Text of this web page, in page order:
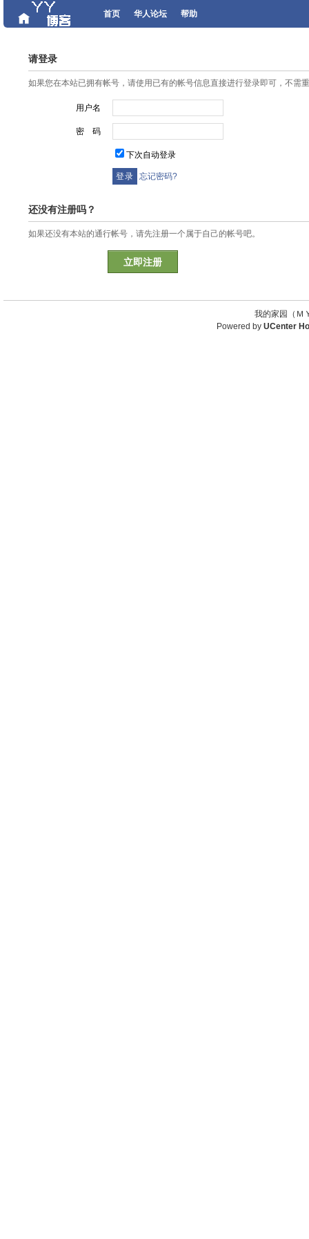
首页 华人论坛 帮助
请登录
如果您在本站已拥有帐号，请使用已有的帐号信息直接进行登录即可，不需
用户名
密 码
下次自动登录
忘记密码?
还没有注册吗？
如果还没有本站的通行帐号，请先注册一个属于自己的帐号吧。
立即注册
我的家园（
Powered by UCenter